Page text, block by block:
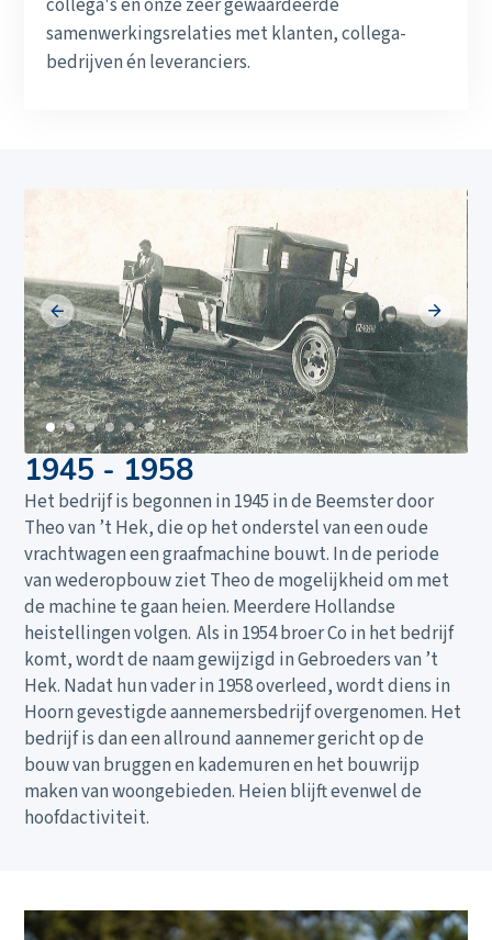
collega's en onze zeer gewaardeerde
samenwerkingsrelaties met klanten, collega-
bedrijven én leveranciers.
1945 - 1958
Het bedrijf is begonnen in 1945 in de Beemster door
Theo van ’t Hek, die op het onderstel van een oude
vrachtwagen een graafmachine bouwt. In de periode
van wederopbouw ziet Theo de mogelijkheid om met
de machine te gaan heien. Meerdere Hollandse
heistellingen volgen. Als in 1954 broer Co in het bedrijf
komt, wordt de naam gewijzigd in Gebroeders van ’t
Hek. Nadat hun vader in 1958 overleed, wordt diens in
Hoorn gevestigde aannemersbedrijf overgenomen. Het
bedrijf is dan een allround aannemer gericht op de
bouw van bruggen en kademuren en het bouwrijp
maken van woongebieden. Heien blijft evenwel de
hoofdactiviteit.